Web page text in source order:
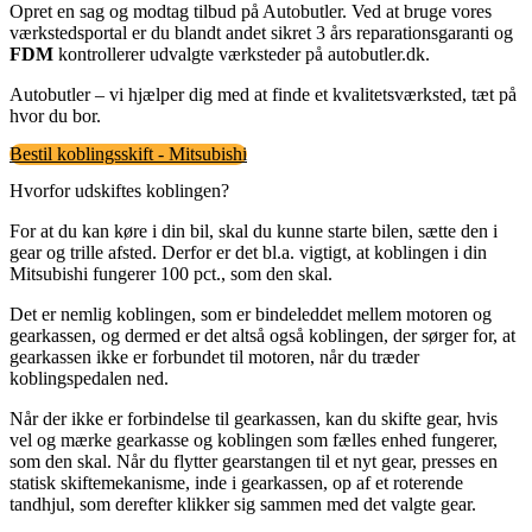
Opret en sag og modtag tilbud på Autobutler. Ved at bruge vores
værkstedsportal er du blandt andet sikret 3 års reparationsgaranti og
FDM kontrollerer udvalgte værksteder på autobutler.dk.
Autobutler – vi hjælper dig med at finde et kvalitetsværksted, tæt på
hvor du bor.
Bestil koblingsskift - Mitsubishi
Hvorfor udskiftes koblingen?
For at du kan køre i din bil, skal du kunne starte bilen, sætte den i
gear og trille afsted. Derfor er det bl.a. vigtigt, at koblingen i din
Mitsubishi fungerer 100 pct., som den skal.
Det er nemlig koblingen, som er bindeleddet mellem motoren og
gearkassen, og dermed er det altså også koblingen, der sørger for, at
gearkassen ikke er forbundet til motoren, når du træder
koblingspedalen ned.
Når der ikke er forbindelse til gearkassen, kan du skifte gear, hvis
vel og mærke gearkasse og koblingen som fælles enhed fungerer,
som den skal. Når du flytter gearstangen til et nyt gear, presses en
statisk skiftemekanisme, inde i gearkassen, op af et roterende
tandhjul, som derefter klikker sig sammen med det valgte gear.